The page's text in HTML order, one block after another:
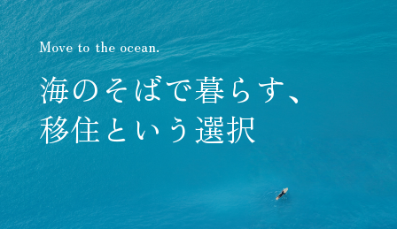
Move to the ocean.
海のそばで暮らす、
移住という選択